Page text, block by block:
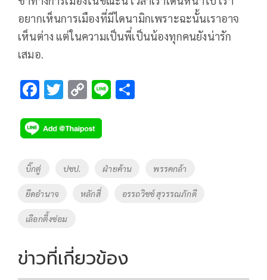
อยากเห็นการเมืองที่มีไดนามิกเพราะฉะนั้นเราอาจ
เห็นต่าง แต่ในความเป็นพี่เป็นน้องทุกคนยังน่ารัก
เสมอ.
F
e
b
o
o
k
T
tt
er
C
p
y
Li
n
k
Li
Tags
บิ๊กตู่ ปชป. ฝ่ายค้าน พรรคกล้า
ยึดอำนาจ หลักสี่ อรรถวิชช์ สุวรรณภักดี
เลือกตี้งซ่อม
ข่าวที่เกี่ยวข้อง